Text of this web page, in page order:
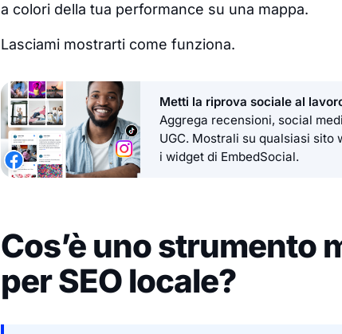
a colori della tua performance su una mappa.
Lasciami mostrarti come funziona.
Metti la riprova sociale al
Aggrega recensioni, social
UGC. Mostrali su qualsiasi sito
i widget di EmbedSocial.
Cos’è uno strumento
per SEO locale?